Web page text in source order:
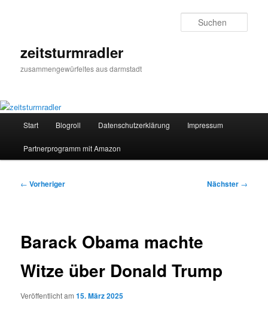
zeitsturmradler
zusammengewürfeltes aus darmstadt
Start Blogroll Datenschutzerklärung Impressum
Partnerprogramm mit Amazon
Beitragsnavigation
← Vorheriger Nächster →
Barack Obama machte
Witze über Donald Trump
Veröffentlicht am15. März 2025